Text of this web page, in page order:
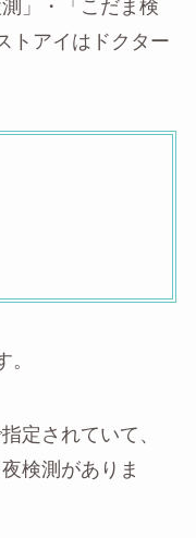
トアイはドクター
定されていて、
検測がありま